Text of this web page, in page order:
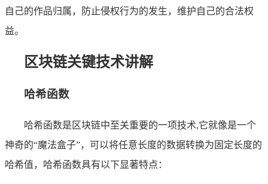
自己的作品归属，防止侵权行为的发生，维护自己的合法权
益。
区块链关键技术讲解
哈希函数
哈希函数是区块链中至关重要的一项技术,它就像是一个
神奇的“魔法盒子”，可以将任意长度的数据转换为固定长度的
哈希值，哈希函数具有以下显著特点：